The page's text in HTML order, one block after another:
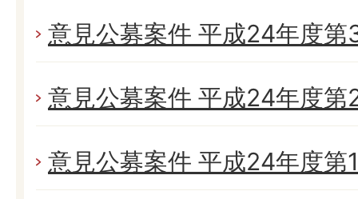
意見公募案件 平成24年度第
意見公募案件 平成24年度第
意見公募案件 平成24年度第